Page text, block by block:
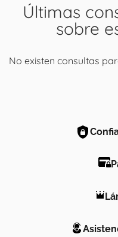
Últimas
sobre
No existen consultas